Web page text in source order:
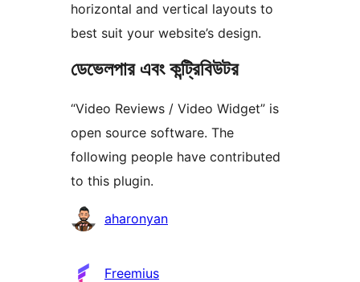
horizontal and vertical layouts to
best suit your website’s design.
ডেভেলপার এবং কন্ট্রিবিউটর
“Video Reviews / Video Widget” is
open source software. The
following people have contributed
to this plugin.
কন্ট্রিবিউটরaharonyan
Freemius